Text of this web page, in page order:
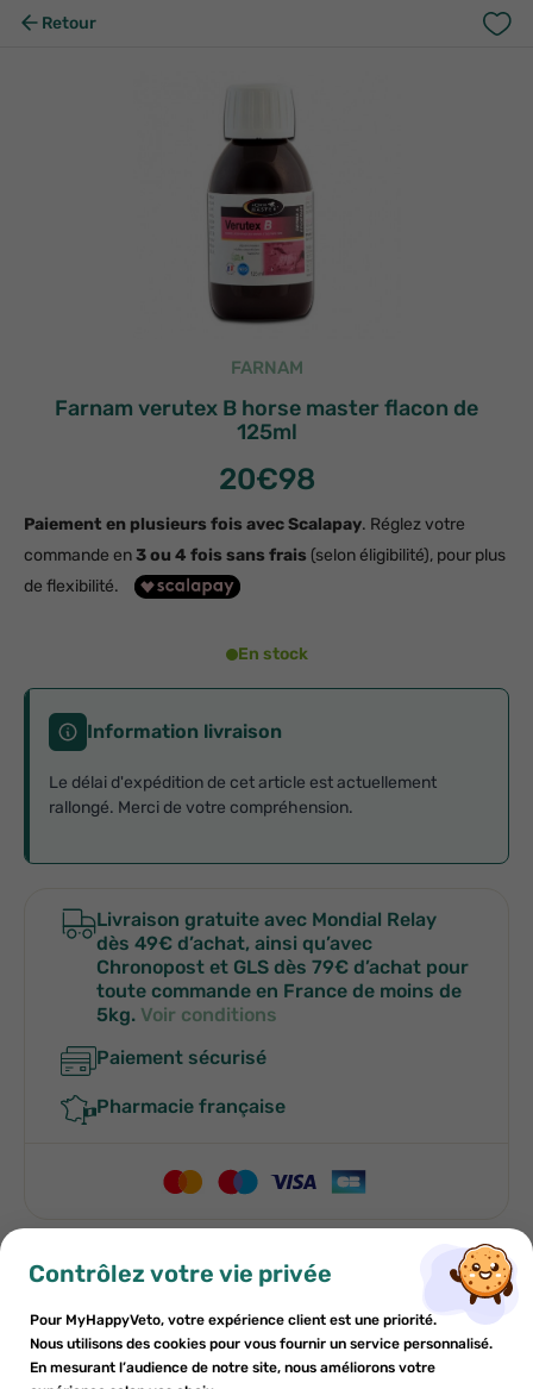
Retour
FARNAM
Farnam verutex B horse master flacon de
125ml
20€98
Paiement en plusieurs fois avec Scalapay. Réglez votre
commande en3 ou 4 fois sans frais (selon éligibilité), pour plus
de flexibilité.
En stock
Information livraison
Le délai d'expédition de cet article est actuellement
rallongé. Merci de votre compréhension.
Livraison gratuite avec Mondial Relay
dès 49€ d’achat, ainsi qu’avec
Chronopost et GLS dès 79€ d’achat pour
toute commande en France de moins de
5kg. Voir conditions
Paiement sécurisé
Pharmacie française
Indications
Conditions d'utilisation
Ajouter à la liste de souhaits ×
Créer une liste de souhaits ×
Nom de la liste de souhaits
S'inscrire ×
Vous devez être connecté pour enregistrer des produits dans
votre liste de souhaits.
Contrôlez votre vie privée
Pour MyHappyVeto, votre expérience client est une priorité.
Nous utilisons des cookies pour vous fournir un service personnalisé.
En mesurant l’audience de notre site, nous améliorons votre